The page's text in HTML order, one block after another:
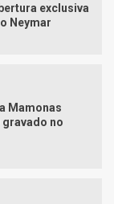
exclusiva
Neymar
Mamonas
gravado no